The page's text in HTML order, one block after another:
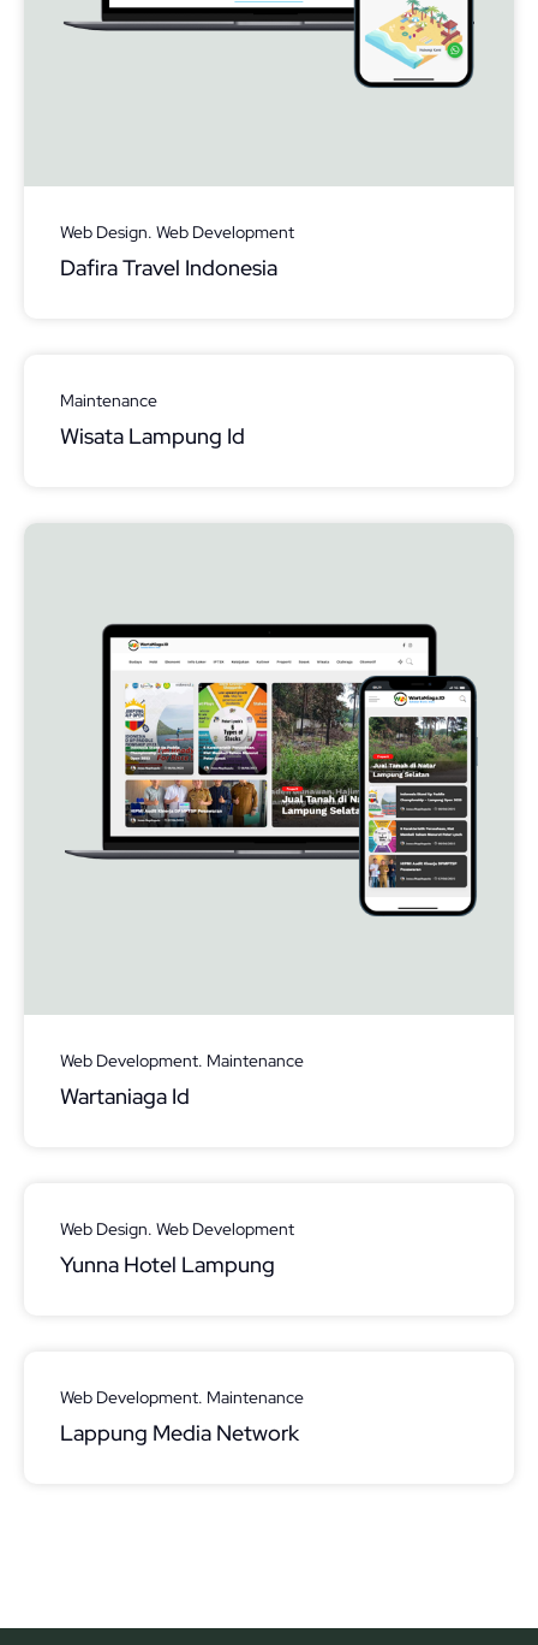
Web Design. Web Development
Dafira Travel Indonesia
Maintenance
Wisata Lampung Id
Web Development. Maintenance
Wartaniaga Id
Web Design. Web Development
Yunna Hotel Lampung
Web Development. Maintenance
Lappung Media Network